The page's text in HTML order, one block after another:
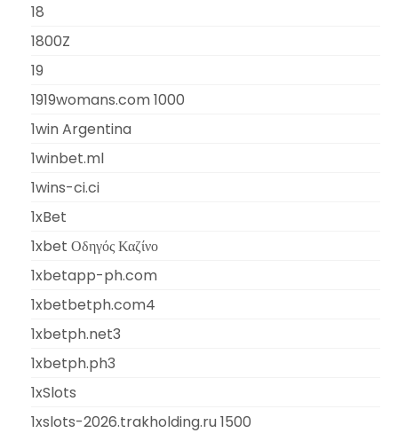
18
1800Z
19
1919womans.com 1000
1win Argentina
1winbet.ml
1wins-ci.ci
1xBet
1xbet Οδηγός Καζίνο
1xbetapp-ph.com
1xbetbetph.com4
1xbetph.net3
1xbetph.ph3
1xSlots
1xslots-2026.trakholding.ru 1500